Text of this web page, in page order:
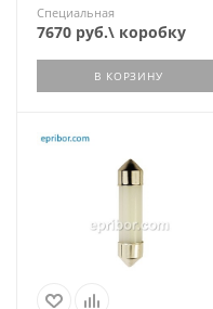
Специальная
7670 руб.\ коробку
В КОРЗИНУ